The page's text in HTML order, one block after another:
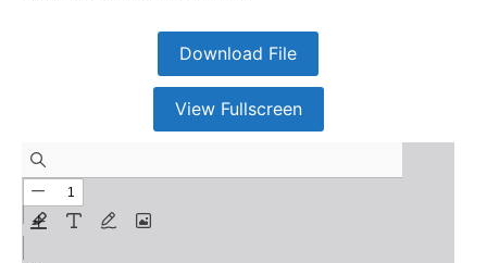
Download File
View Fullscreen